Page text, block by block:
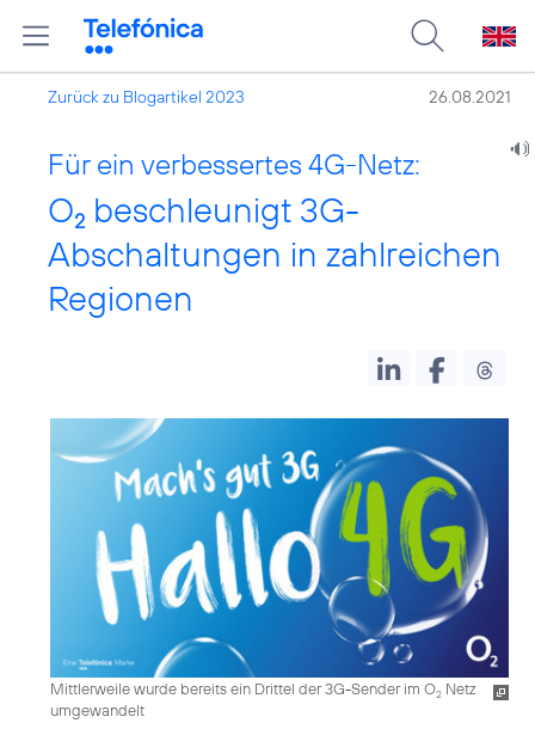
Zurück zu Blogartikel 2023 26.08.2021
Für ein verbessertes 4G-Netz:
O2 beschleunigt 3G-
Abschaltungen in zahlreichen
Regionen
Mittlerweile wurde bereits ein Drittel der 3G-Sender im O2 Netz
umgewandelt